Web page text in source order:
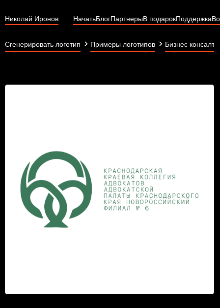
Николай Иронов НачатьБлогПартнерыВ подарокПоддержка
Сгенерировать логотип Примеры логотипов Бизнес